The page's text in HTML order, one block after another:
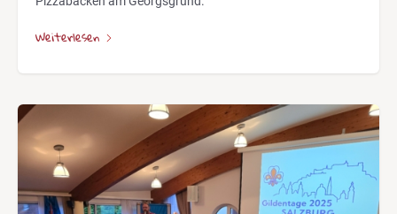
Weiterlesen